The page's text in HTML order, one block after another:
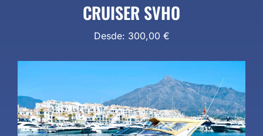
CRUISER SVHO
Desde: 300,00 €